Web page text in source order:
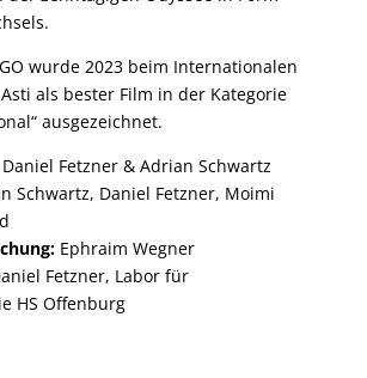
wurde 2023 beim Internationalen
als bester Film in der Kategorie
ausgezeichnet.
Fetzner & Adrian Schwartz
Schwartz, Daniel Fetzner, Moimi
Ephraim Wegner
Fetzner, Labor für
HS Offenburg